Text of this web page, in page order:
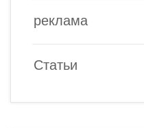
реклама
Статьи